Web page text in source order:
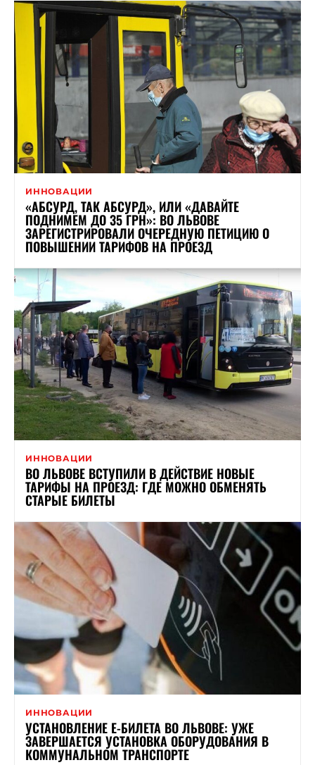
ИННОВАЦИИ
«АБСУРД, ТАК АБСУРД», ИЛИ «ДАВАЙТЕ
ПОДНИМЕМ ДО 35 ГРН»: ВО ЛЬВОВЕ
ЗАРЕГИСТРИРОВАЛИ ОЧЕРЕДНУЮ ПЕТИЦИЮ О
ПОВЫШЕНИИ ТАРИФОВ НА ПРОЕЗД
ИННОВАЦИИ
ВО ЛЬВОВЕ ВСТУПИЛИ В ДЕЙСТВИЕ НОВЫЕ
ТАРИФЫ НА ПРОЕЗД: ГДЕ МОЖНО ОБМЕНЯТЬ
СТАРЫЕ БИЛЕТЫ
ИННОВАЦИИ
УСТАНОВЛЕНИЕ Е-БИЛЕТА ВО ЛЬВОВЕ: УЖЕ
ЗАВЕРШАЕТСЯ УСТАНОВКА ОБОРУДОВАНИЯ В
КОММУНАЛЬНОМ ТРАНСПОРТЕ